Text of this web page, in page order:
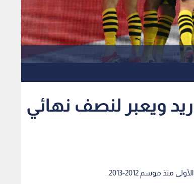
ويعبر لنصف نهائي
موسم 2012-2013.